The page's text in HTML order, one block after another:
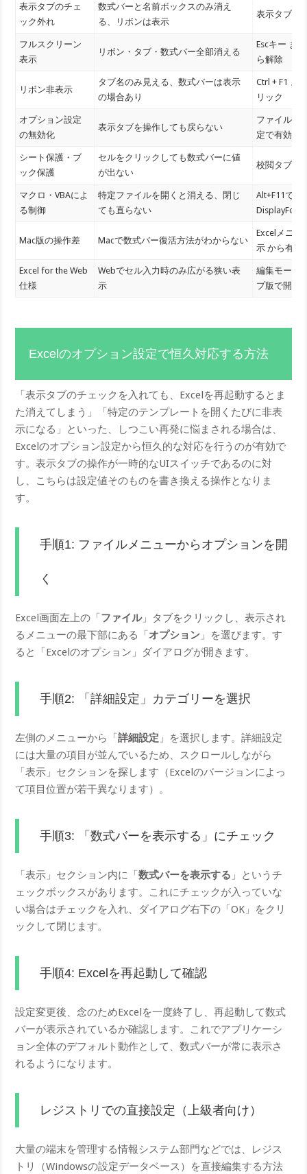
表示タブのチェ
ック外れ
数式バーと名前ボックスのみ消え
る、リボンは表示
表示タブ →
フルスクリーン
表示
リボン・タブ・数式バー全部消える
Escキー ま
ら解除
リボン非表示
タブ名のみ見える、数式バーは表示
の場合あり
Ctrl + F1 ま
リック
オプション設定
の無効化
表示タブを操作しても戻らない
ファイル →
定で有効化
シート保護・ブ
ック保護
セルをクリックしても数式バーに値
が出ない
校閲タブ →
マクロ・VBAによ
る制御
特定ファイルを開くと消える、閉じ
ても直らない
Alt+F11で
Mac版の操作差 Macで数式バー復活方法がわからない
Excelメニ
示 から有効
Excel for the Web
仕様
Webでセル入力時のみ広がる狭い表
示
編集モード
プ版で開く
Excelのオプション設定で恒久対応する方法
「表示タブのチェックを入れても、Excelを再起動するとま
た消えてしまう」「特定のテンプレートを開くたびに非表
示になる」といった、しつこい再発に悩まされる場合は、
Excelのオプション設定から恒久的な対応を行うのが有効で
す。表示タブの操作が一時的なUIスイッチであるのに対
し、こちらは設定値そのものを書き換える操作となりま
す。
手順1: ファイルメニューからオプションを開
く
Excel画面左上の「ファイル」タブをクリックし、表示され
るメニューの最下部にある「オプション 」を選びます。す
ると「Excelのオプション」ダイアログが開きます。
手順2: 「詳細設定」カテゴリーを選択
左側のメニューから「詳細設定 」を選択します。詳細設定
には大量の項目が並んでいるため、スクロールしながら
「表示」セクションを探します（Excelのバージョンによっ
て項目位置が若干異なります）。
手順3: 「数式バーを表示する」にチェック
「表示」セクション内に「数式バーを表示する 」というチ
ェックボックスがあります。これにチェックが入っていな
い場合はチェックを入れ、ダイアログ右下の「OK」をクリ
ックして閉じます。
手順4: Excelを再起動して確認
設定変更後、念のためExcelを一度終了し、再起動して数式
バーが表示されているか確認します。これでアプリケーシ
ョン全体のデフォルト動作として、数式バーが常に表示さ
れるようになります。
レジストリでの直接設定（上級者向け）
大量の端末を管理する情報システム部門などでは、レジス
トリ（Windowsの設定データベース）を直接編集する方法